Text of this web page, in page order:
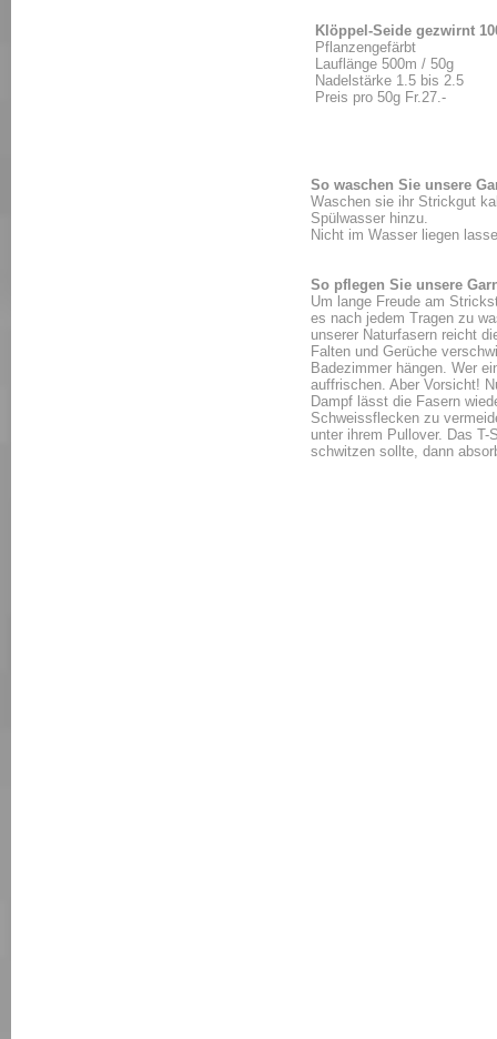
Klöppel-Seide gezwirnt
Pflanzengefärbt
Lauflänge 500m / 50g
Nadelstärke 1.5 bis 2.5
Preis pro 50g Fr.27.-
So waschen Sie unsere
Waschen sie ihr Strickgut
Spülwasser hinzu.
Nicht im Wasser liegen
So pflegen Sie unsere
Um lange Freude am
es nach jedem Tragen zu
unserer Naturfasern reicht
Falten und Gerüche
Badezimmer hängen. Wer
auffrischen. Aber Vorsicht!
Dampf lässt die Fasern
Schweissflecken zu
unter ihrem Pullover. Das
schwitzen sollte, dann